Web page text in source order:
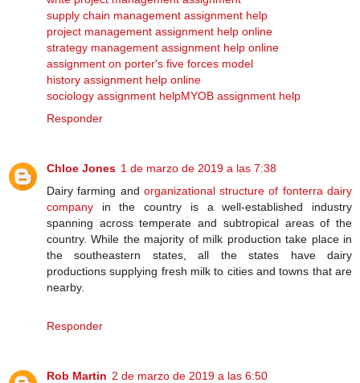
supply chain management assignment help
project management assignment help online
strategy management assignment help online
assignment on porter's five forces model
history assignment help online
sociology assignment helpMYOB assignment help
Responder
Chloe Jones 1 de marzo de 2019 a las 7:38
Dairy farming and organizational structure of fonterra dairy
company in the country is a well-established industry
spanning across temperate and subtropical areas of the
country. While the majority of milk production take place in
the southeastern states, all the states have dairy
productions supplying fresh milk to cities and towns that are
nearby.
Responder
Rob Martin 2 de marzo de 2019 a las 6:50